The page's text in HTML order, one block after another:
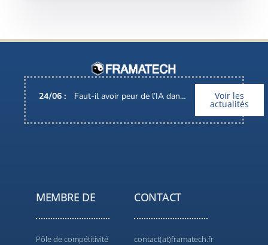
24/06 : Faut-il avoir peur de l’IA dans nos métiers ? Voir les
actualités
MEMBRE DE
Pôle de compétitivité
CONTACT
contact(at)framatech.fr